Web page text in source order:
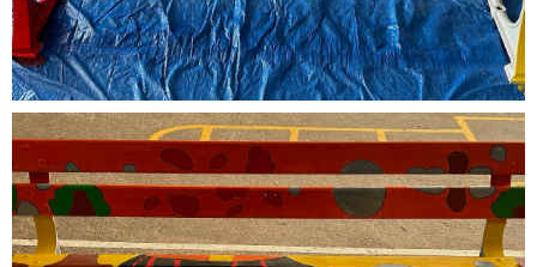
La Beaucaire